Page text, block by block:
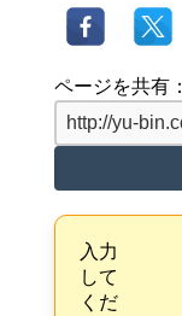
ページを共有：
入力
して
くだ